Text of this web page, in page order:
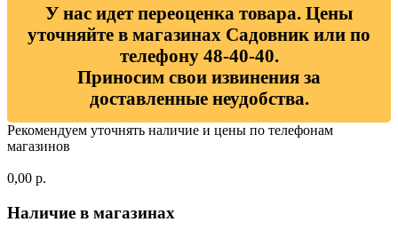
У нас идет переоценка товара. Цены
уточняйте в магазинах Садовник или по
телефону 48-40-40.
Приносим свои извинения за
доставленные неудобства.
Рекомендуем уточнять наличие и цены по телефонам
магазинов
0,00 р.
Наличие в магазинах